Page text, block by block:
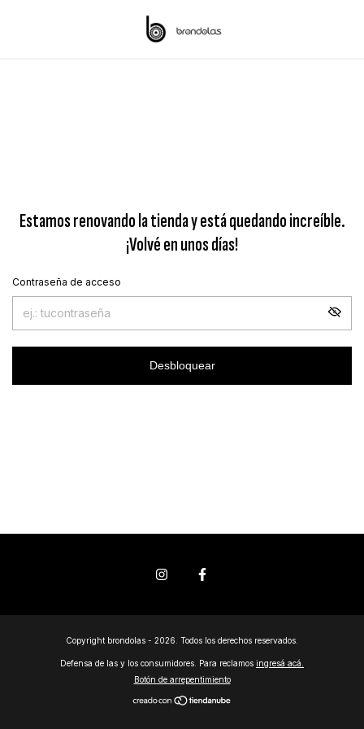
Estamos renovando la tienda y está quedando increíble.
¡Volvé en unos días!
Contraseña de acceso
Desbloquear
Copyright brondolas - 2026. Todos los derechos reservados.
Defensa de las y los consumidores. Para reclamos ingresá acá.
Botón de arrepentimiento